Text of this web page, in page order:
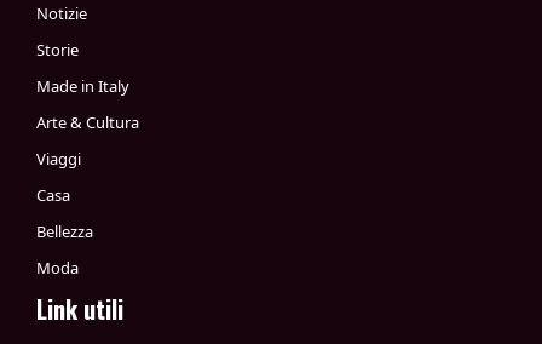
Notizie
Storie
Made in Italy
Arte & Cultura
Viaggi
Casa
Bellezza
Moda
Link utili